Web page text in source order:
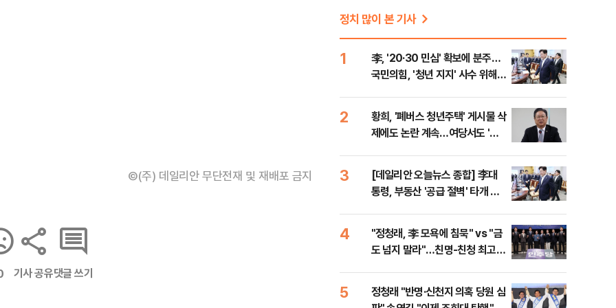
©(주) 데일리안 무단전재 및 재배포 금지
기사 공유댓글 쓰기
정치 많이 본 기사
1
李, '20·30 민심' 확보에 분주…
국민의힘, '청년 지지' 사수 위해
2
황희, '폐버스 청년주택' 게시물 삭
제에도 논란 계속…여당서도 '내
3
[데일리안 오늘뉴스 종합] 李대
통령, 부동산 '공급 절벽' 타개 총
4
"정청래, 李 모욕에 침묵" vs "금
도 넘지 말라"…친명-친청 최고위
5
정청래 "반명·신천지 의혹 당원 심